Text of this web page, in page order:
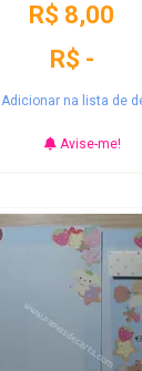
R$ 8,00
R$ -
Adicionar na lista de
Avise-me!